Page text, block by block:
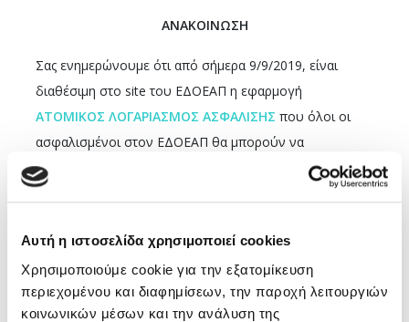
Αυτή η ιστοσελίδα χρησιμοποιεί cookies
Χρησιμοποιούμε cookie για την εξατομίκευση
περιεχομένου και διαφημίσεων, την παροχή λειτουργιών
κοινωνικών μέσων και την ανάλυση της
ΑΝΑΚΟΙΝΩΣΗ
Σας ενημερώνουμε ότι από σήμερα 9/9/2019, είναι
διαθέσιμη στο site του ΕΔΟΕΑΠ η εφαρμογή
ΑΤΟΜΙΚΟΣ ΛΟΓΑΡΙΑΣΜΟΣ ΑΣΦΑΛΙΣΗΣ που όλοι οι
ασφαλισμένοι στον ΕΔΟΕΑΠ θα μπορούν να
ενημερώνονται και να εκτυπώνουν την ασφαλιστική
τους ιστορία από 1/12/2017. Η εφαρμογή είναι
σύστημα γίνεται με του κωδικούς taxisnet του εκάστοτε
ασφαλισμένου.
Για πληροφορίες σε ό,τι αφορά την εφαρμογή